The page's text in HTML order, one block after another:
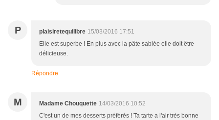
P plaisiretequilibre 15/03/2016 17:51
Elle est superbe ! En plus avec la pâte sablée elle doit être
délicieuse.
Répondre
M Madame Chouquette 14/03/2016 10:52
C'est un de mes desserts préférés ! Ta tarte a l'air très bonne